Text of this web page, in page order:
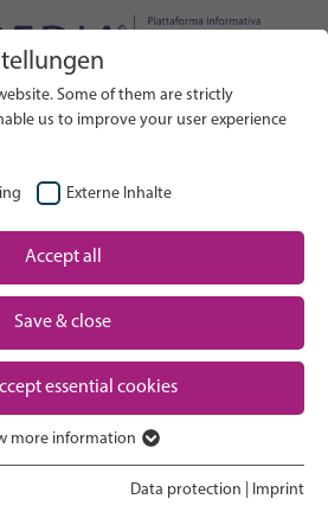
RICERCA
lingua
Panoramica
intensiva
web
iniziale
Partner
Contact
Some of them are strictly
us to improve your user experience
Externe Inhalte
Accept all
Save & close
essential cookies
für grundlegende Funktionen der
ist gewährleistet, dass die Webseite
more information
Data protection Imprint